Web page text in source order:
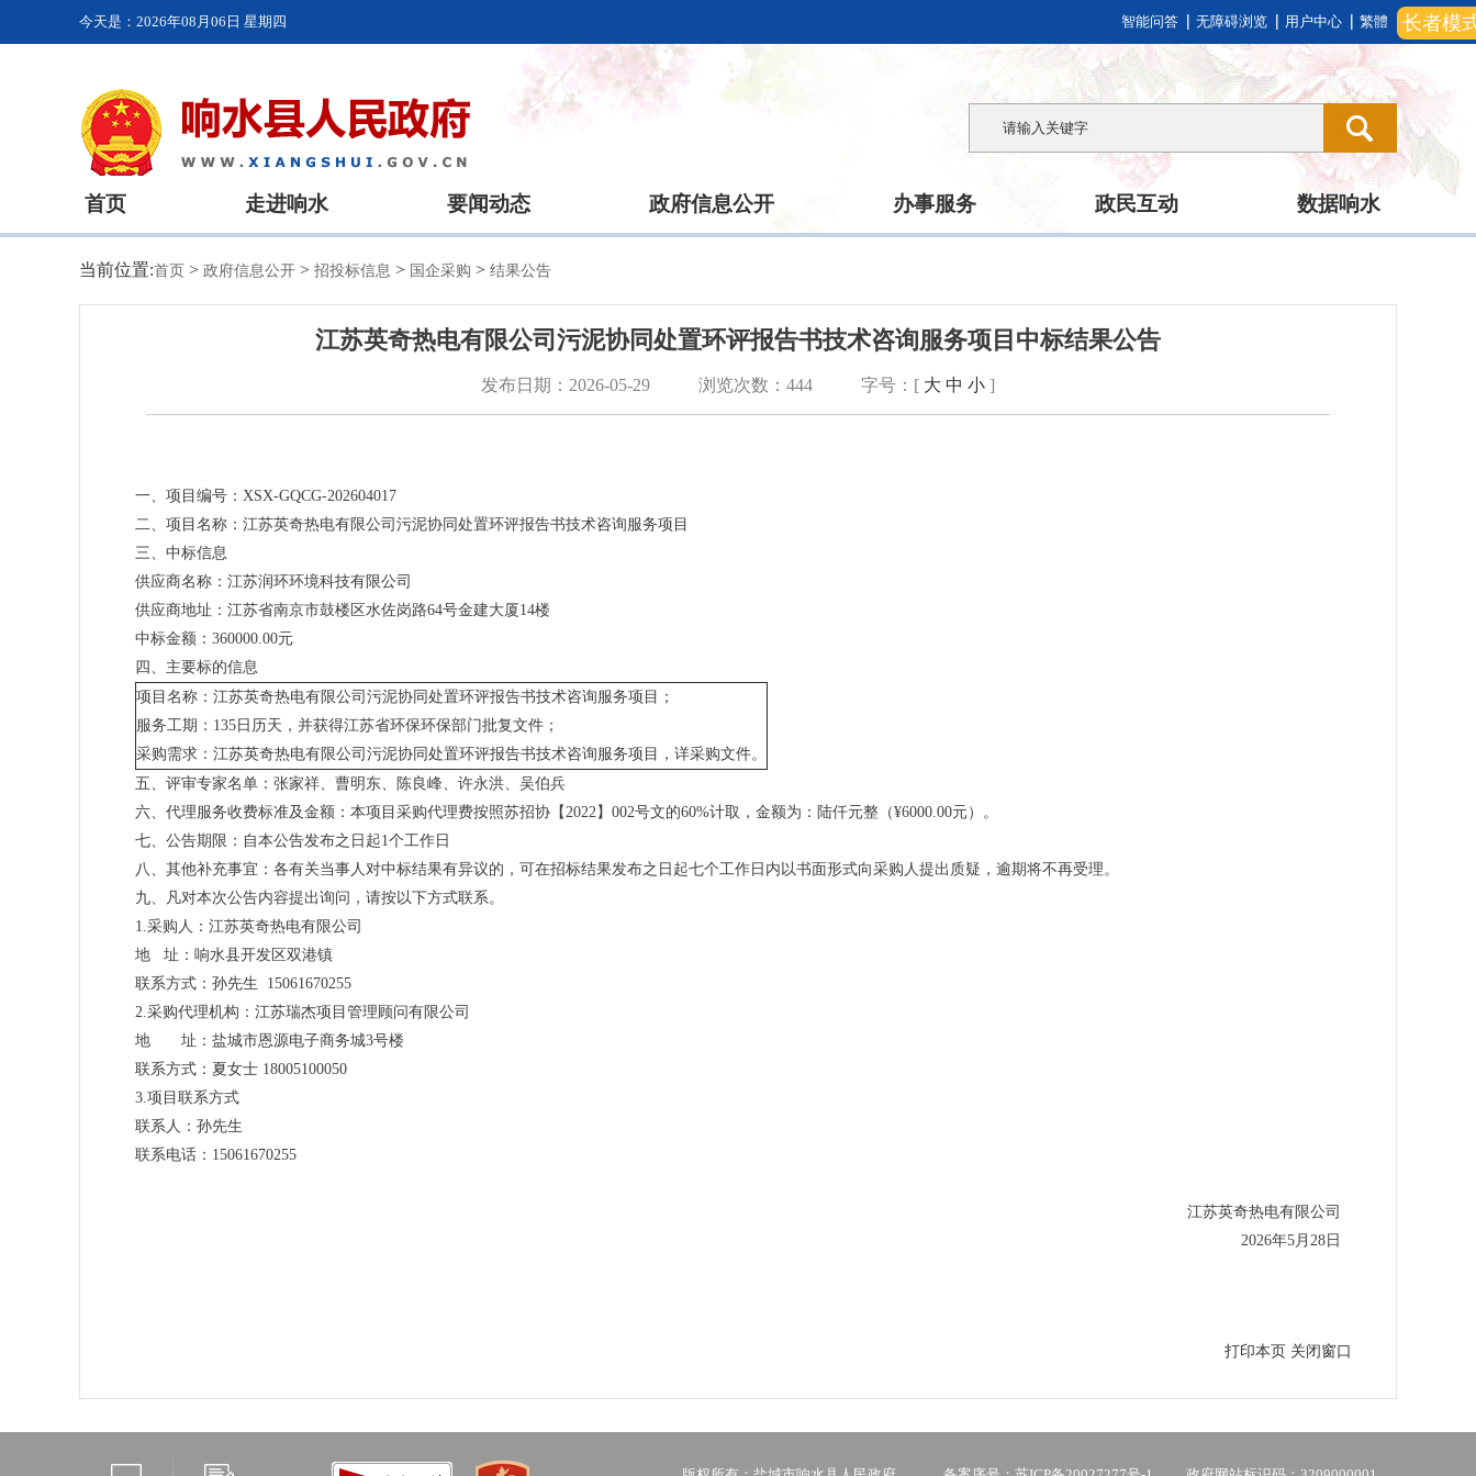
长者模
今天是： 2026年08月06日 星期四 智能问答 无障碍浏览 用户中心 繁體
首页 走进响水 要闻动态 政府信息公开 办事服务 政民互动 数据响水
当前位置:首页 > 政府信息公开 > 招投标信息 > 国企采购 > 结果公告
江苏英奇热电有限公司污泥协同处置环评报告书技术咨询服务项目中标结果公告
发布日期：2026-05-29 浏览次数： 444 字号：[ 大 中 小 ]
一、项目编号：XSX-GQCG-202604017
二、项目名称：江苏英奇热电有限公司污泥协同处置环评报告书技术咨询服务项目
三、中标信息
供应商名称：江苏润环环境科技有限公司
供应商地址：江苏省南京市鼓楼区水佐岗路64号金建大厦14楼
中标金额：360000.00元
四、主要标的信息
项目名称：江苏英奇热电有限公司污泥协同处置环评报告书技术咨询服务项目；
服务工期：135日历天，并获得江苏省环保环保部门批复文件；
采购需求：江苏英奇热电有限公司污泥协同处置环评报告书技术咨询服务项目，详采购文件。
五、评审专家名单：张家祥、曹明东、陈良峰、许永洪、吴伯兵
六、代理服务收费标准及金额：本项目采购代理费按照苏招协【2022】002号文的60%计取，金额为：陆仟元整（¥6000.00元）。
七、公告期限：自本公告发布之日起1个工作日
八、其他补充事宜：各有关当事人对中标结果有异议的，可在招标结果发布之日起七个工作日内以书面形式向采购人提出质疑，逾期将不再受理。
九、凡对本次公告内容提出询问，请按以下方式联系。
1.采购人：江苏英奇热电有限公司
地 址：响水县开发区双港镇
联系方式：孙先生 15061670255
2.采购代理机构：江苏瑞杰项目管理顾问有限公司
地 址：盐城市恩源电子商务城3号楼
联系方式：夏女士 18005100050
3.项目联系方式
联系人：孙先生
联系电话：15061670255
江苏英奇热电有限公司
2026年5月28日
打印本页 关闭窗口